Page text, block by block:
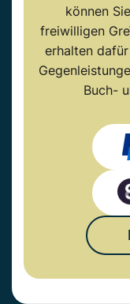
können
freiwilligen
erhalten
Buch-